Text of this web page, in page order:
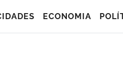
ECONOMIA